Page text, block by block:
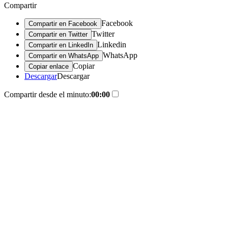
Compartir
Compartir en Facebook Facebook
Compartir en Twitter Twitter
Compartir en LinkedIn Linkedin
Compartir en WhatsApp WhatsApp
Copiar enlace Copiar
DescargarDescargar
Compartir desde el minuto:00:00